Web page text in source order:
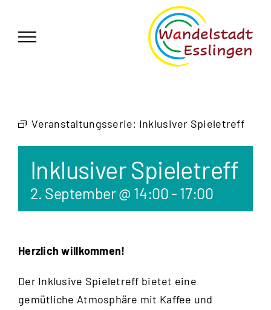
springen
Veranstaltungsserie: Inklusiver Spieletreff
Inklusiver Spieletreff
2. September @ 14:00 - 17:00
Herzlich willkommen!
Der Inklusive Spieletreff bietet eine
gemütliche Atmosphäre mit Kaffee und